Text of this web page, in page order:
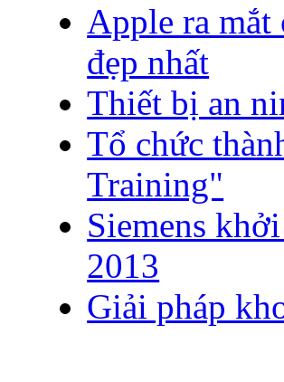
Apple ra mắt
đẹp nhất
Thiết bị an
Tổ chức
Training"
Siemens
2013
Giải pháp